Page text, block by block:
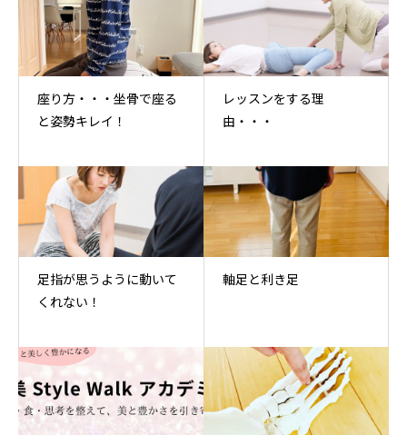
座り方・・・坐骨で座る
と姿勢キレイ！
レッスンをする理
由・・・
足指が思うように動いて
くれない！
軸足と利き足